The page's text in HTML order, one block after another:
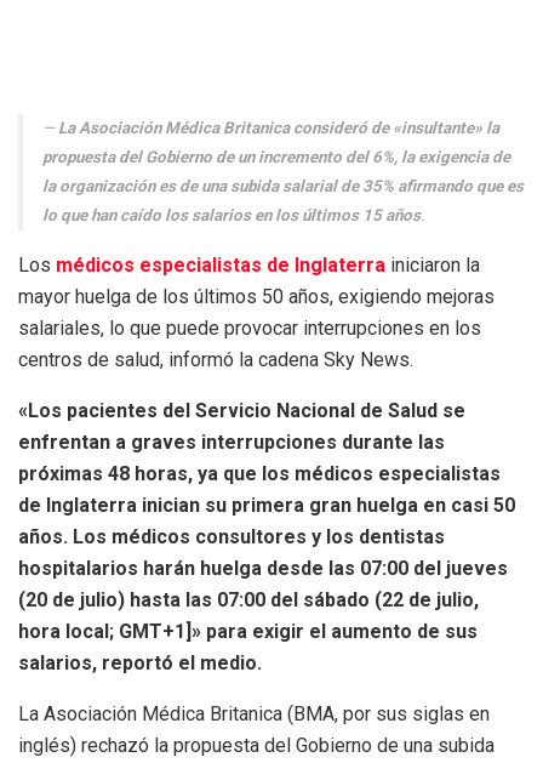
La Asociación Médica Britanica consideró de «insultante» la
propuesta del Gobierno de un incremento del 6%, la exigencia de
la organización es de una subida salarial de 35% afirmando que es
lo que han caído los salarios en los últimos 15 años.
Los médicos especialistas de Inglaterra iniciaron la
mayor huelga de los últimos 50 años, exigiendo mejoras
salariales, lo que puede provocar interrupciones en los
centros de salud, informó la cadena Sky News.
«Los pacientes del Servicio Nacional de Salud se
enfrentan a graves interrupciones durante las
próximas 48 horas, ya que los médicos especialistas
de Inglaterra inician su primera gran huelga en casi 50
años. Los médicos consultores y los dentistas
hospitalarios harán huelga desde las 07:00 del jueves
(20 de julio) hasta las 07:00 del sábado (22 de julio,
hora local; GMT+1]» para exigir el aumento de sus
salarios, reportó el medio.
La Asociación Médica Britanica (BMA, por sus siglas en
inglés) rechazó la propuesta del Gobierno de una subida